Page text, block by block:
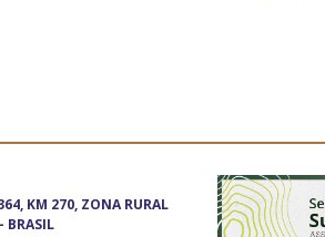
KM 270, ZONA RURAL
BRASIL